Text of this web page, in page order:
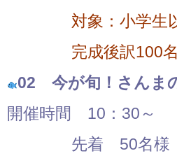
対象：小学生以
完成後訳100名様
02 今が旬！さんま
開催時間 10：30～
先着 50名様 参